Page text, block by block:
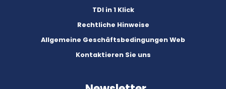
TDI in 1 Klick
Rechtliche Hinweise
Allgemeine Geschäftsbedingungen Web
Kontaktieren Sie uns